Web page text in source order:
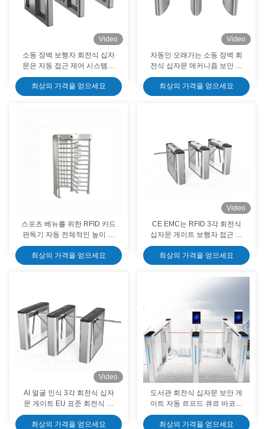
Video
소동 장벽 보행자 회전식 십자
문은 자동 접근 제어 시스템을
게이트로 제어합니다
최상의 가격을 얻으세요
Video
자동인 오래가는 소동 장벽 회
전식 십자문 메커니즘 보안 접
근 제어
최상의 가격을 얻으세요
스포츠 베뉴를 위한 RFID 카드
판독기 자동 전체적인 높이 회
전식 십자문 게이츠 보안 경보
최상의 가격을 얻으세요
Video
CE EMC는 RFID 3각 회전식
십자문 게이트 보행자 접근 회
전식 십자문 통제를 증명합니
다
최상의 가격을 얻으세요
Video
AI 얼굴 인식 3각 회전식 십자
문 게이트 EU 표준 회전식 십
자문 문 접근 제어
최상의 가격을 얻으세요
도서관 회전식 십자문 보안 게
이트 자동 르프드 큐르 바코드
변동 IC / ID 접근 제어
최상의 가격을 얻으세요